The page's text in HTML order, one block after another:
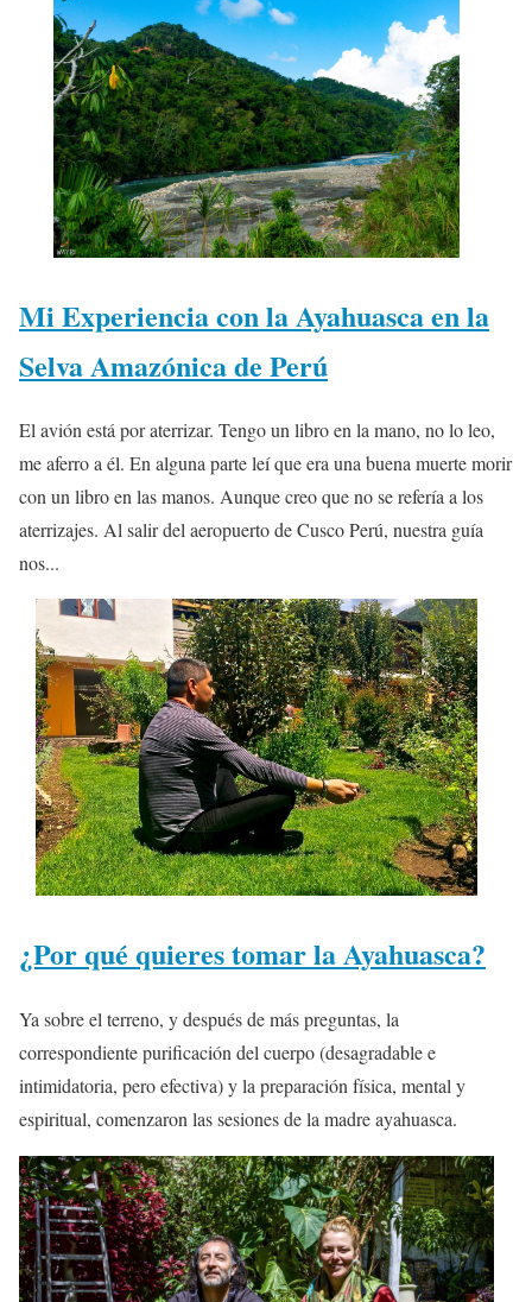
Mi Experiencia con la Ayahuasca en la
Selva Amazónica de Perú
El avión está por aterrizar. Tengo un libro en la mano, no lo leo,
me aferro a él. En alguna parte leí que era una buena muerte morir
con un libro en las manos. Aunque creo que no se refería a los
aterrizajes. Al salir del aeropuerto de Cusco Perú, nuestra guía
nos...
¿Por qué quieres tomar la Ayahuasca?
Ya sobre el terreno, y después de más preguntas, la
correspondiente purificación del cuerpo (desagradable e
intimidatoria, pero efectiva) y la preparación física, mental y
espiritual, comenzaron las sesiones de la madre ayahuasca.